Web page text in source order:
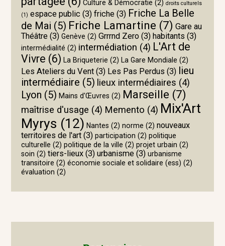
Culture & Démocratie (2) droits culturels
(1) espace public (3) friche (3) Friche La Belle
de Mai (5) Friche Lamartine (7) Gare au
Théâtre (3) Genève (2) Grrrnd Zero (3) habitants (3)
intermédialité (2) intermédiation (4) L'Art de
Vivre (6) La Briqueterie (2) La Gare Mondiale (2)
Les Ateliers du Vent (3) Les Pas Perdus (3) lieu
intermédiaire (5) lieux intermédiaires (4)
Lyon (5) Mains d'Œuvres (2) Marseille (7)
maîtrise d'usage (4) Memento (4) Mix'Art
Myrys (12) Nantes (2) norme (2) nouveaux
territoires de l'art (3) participation (2) politique
culturelle (2) politique de la ville (2) projet urbain (2)
soin (2) tiers-lieux (3) urbanisme (3) urbanisme
transitoire (2) économie sociale et solidaire (ess) (2)
évaluation (2)